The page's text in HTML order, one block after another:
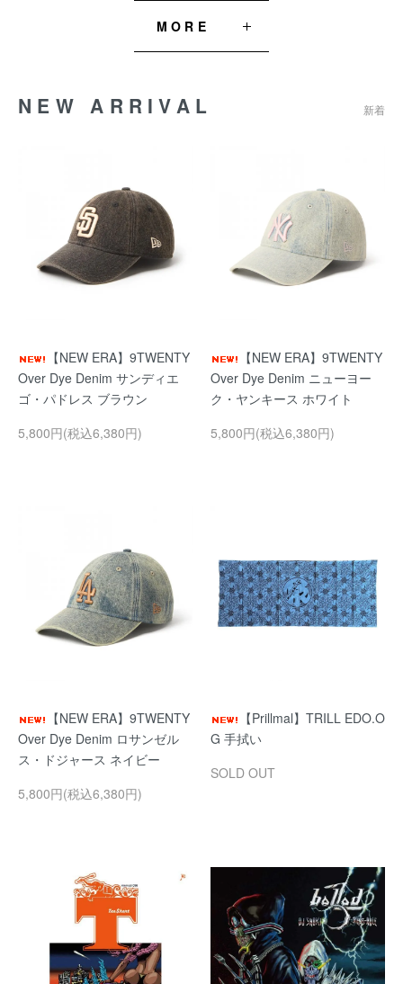
MORE
NEW ARRIVAL 新着
【NEW ERA】9TWENTY
Over Dye Denim サンディエ
ゴ・パドレス ブラウン
5,800円(税込6,380円)
【NEW ERA】9TWENTY
Over Dye Denim ニューヨー
ク・ヤンキース ホワイト
5,800円(税込6,380円)
【NEW ERA】9TWENTY
Over Dye Denim ロサンゼル
ス・ドジャース ネイビー
5,800円(税込6,380円)
【Prillmal】TRILL EDO.O
G 手拭い
SOLD OUT